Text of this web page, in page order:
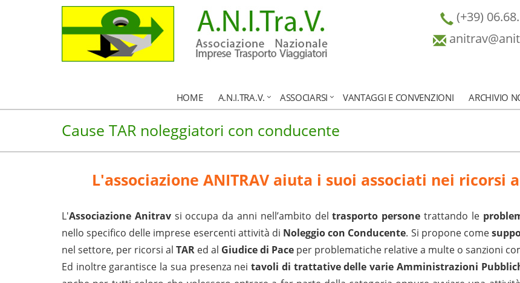
(+39)
HOME A.N.I.TRA.V. ASSOCIARSI VANTAGGI E CONVENZIONI ARCHIVIO
Cause TAR noleggiatori con conducente
L'associazione ANITRAV aiuta i suoi associati nei ricorsi
L'Associazione Anitravsi occupa da anni nell’ambito deltrasporto persone trattando le
nello specifico delle imprese esercenti attività di Noleggio con Conducente. Si propone come
nel settore, per ricorsi al TAR ed al Giudice di Pace per problematiche relative a multe o sanzioni
Ed inoltre garantisce la sua presenza neitavoli di trattative delle varie Amministrazioni